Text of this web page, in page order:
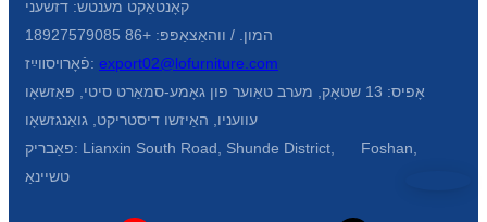
קאָנטאַקט מענטש: דזשעני
המון. / ווהאַצאַפּפּ: +86 18927579085
פֿאָרױסװײַז: export02@lofurniture.com
אָפיס: 13 שטאָק, מערב טאַוער פון גאָמע-סמאַרט סיטי, פּאַזשאָו
עוועניו, האַיזשו דיסטריקט, גואַנגזשאָו
פאַבריק: Lianxin South Road, Shunde District, Foshan,
טשיינאַ